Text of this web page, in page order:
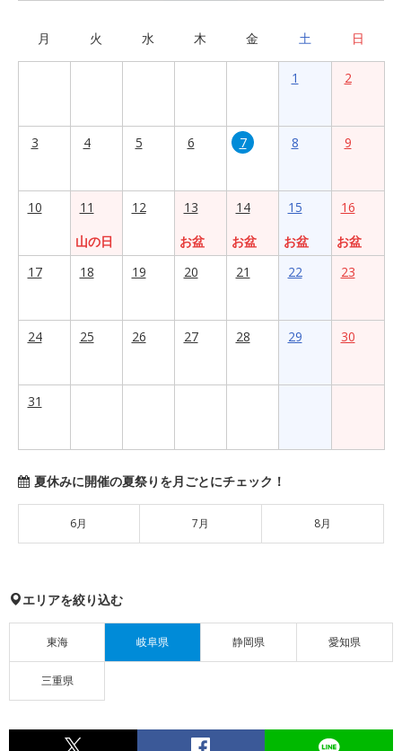
月 火 水 木 金 土 日
1 2
3 4 5 6 7 8 9
10
11
山の日
12
13
お盆
14
お盆
15
お盆
16
お盆
17
18 19 20 21 22 23
24 25 26 27 28 29 30
31
夏休みに開催の夏祭りを月ごとにチェック！
6月 7月 8月
エリアを絞り込む
東海 岐阜県 静岡県 愛知県
三重県